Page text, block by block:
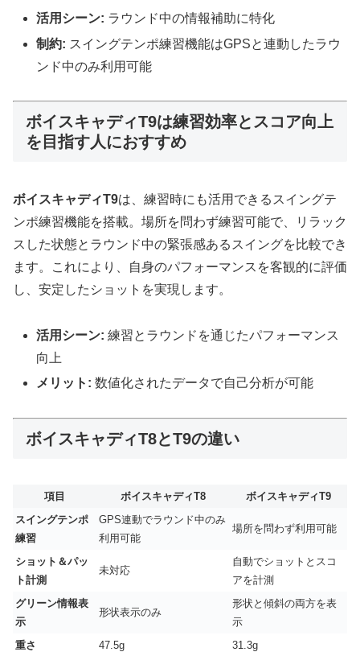
活用シーン: ラウンド中の情報補助に特化
制約: スイングテンポ練習機能はGPSと連動したラウ
ンド中のみ利用可能
ボイスキャディT9は練習効率とスコア向上
を目指す人におすすめ
ボイスキャディT9は、練習時にも活用できるスイングテ
ンポ練習機能を搭載。場所を問わず練習可能で、リラック
スした状態とラウンド中の緊張感あるスイングを比較でき
ます。これにより、自身のパフォーマンスを客観的に評価
し、安定したショットを実現します。
活用シーン: 練習とラウンドを通じたパフォーマンス
向上
メリット: 数値化されたデータで自己分析が可能
ボイスキャディT8とT9の違い
項目 ボイスキャディT8
ボイスキャディT9
スイングテンポ
練習
GPS連動でラウンド中のみ
利用可能
場所を問わず利用可能
ショット＆パッ
ト計測
未対応
自動でショットとスコ
アを計測
グリーン情報表
示
形状表示のみ
形状と傾斜の両方を表
示
重さ
47.5g
31.3g